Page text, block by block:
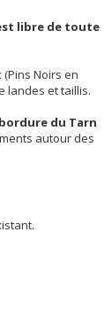
libre de toute
(Pins Noirs en
landes et taillis.
du Tarn
autour des